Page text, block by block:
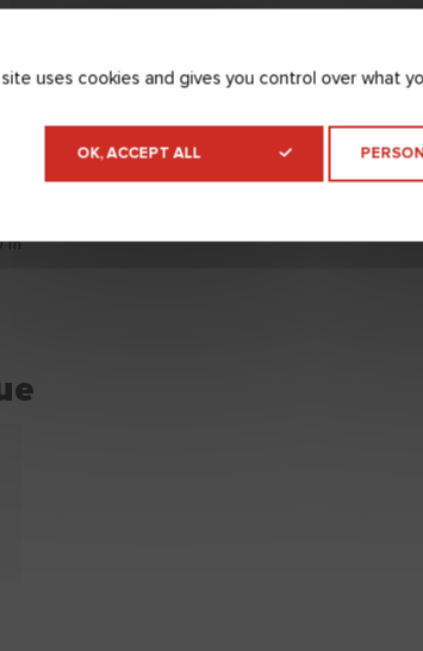
m
site uses cookies and gives you control over what
OK, ACCEPT ALL